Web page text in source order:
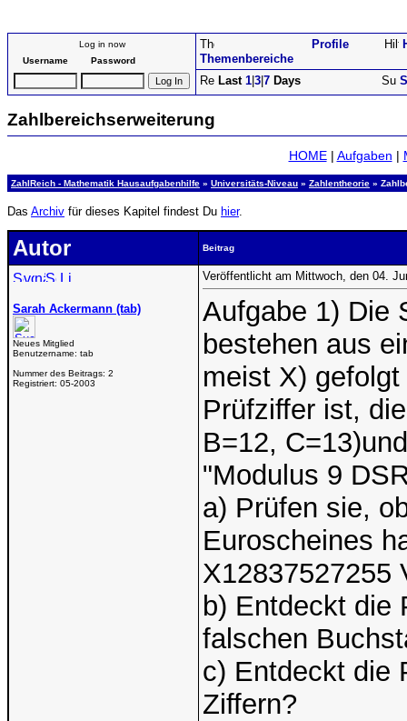
Log in now
Username
Password Themenbereiche
Profile
Last 1 3 7 Days
Zahlbereichserweiterung
HOME| Aufgaben |
ZahlReich - Mathematik Hausaufgabenhilfe » Universitäts-Niveau » Zahlentheorie »
Das Archiv für dieses Kapitel findest Du hier.
Autor Beitrag
Sarah Ackermann (tab)
Neues Mitglied
Benutzername: tab
Nummer des Beitrags: 2
Registriert: 05-2003
Veröffentlicht am Mittwoch, den 04.
Aufgabe 1) Die
bestehen aus
meist X)
Prüfziffer ist,
B=12,
"Modulus 9
a) Prüfen sie,
Euroscheines
X12837527255
b) Entdeckt die
falschen
c) Entdeckt die
Ziffern?